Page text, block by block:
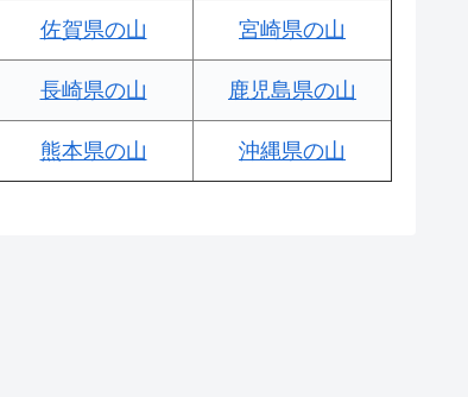
佐賀県の山 宮崎県の山
長崎県の山 鹿児島県の山
熊本県の山 沖縄県の山